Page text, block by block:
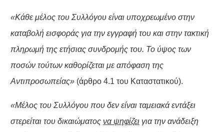
«Κάθε μέλος του Συλλόγου είναι υποχρεωμένο στην
καταβολή εισφοράς για την εγγραφή του και στην τακτική
πληρωμή της ετήσιας συνδρομής του. Το ύψος των
ποσών τούτων καθορίζεται με απόφαση της
Αντιπροσωπείας»(άρθρο 4.1 του Καταστατικού).
«Μέλος του Συλλόγου που δεν είναι ταμειακά εντάξει
στερείται του δικαιώματος να ψηφίζειγια την ανάδειξη